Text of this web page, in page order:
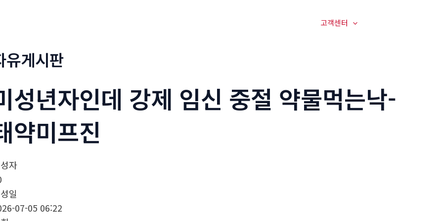
고객센터
유게시판
성년자인데 강제 임신 중절 약물먹는낙­
약미­프진
자
일
07-05 06:22